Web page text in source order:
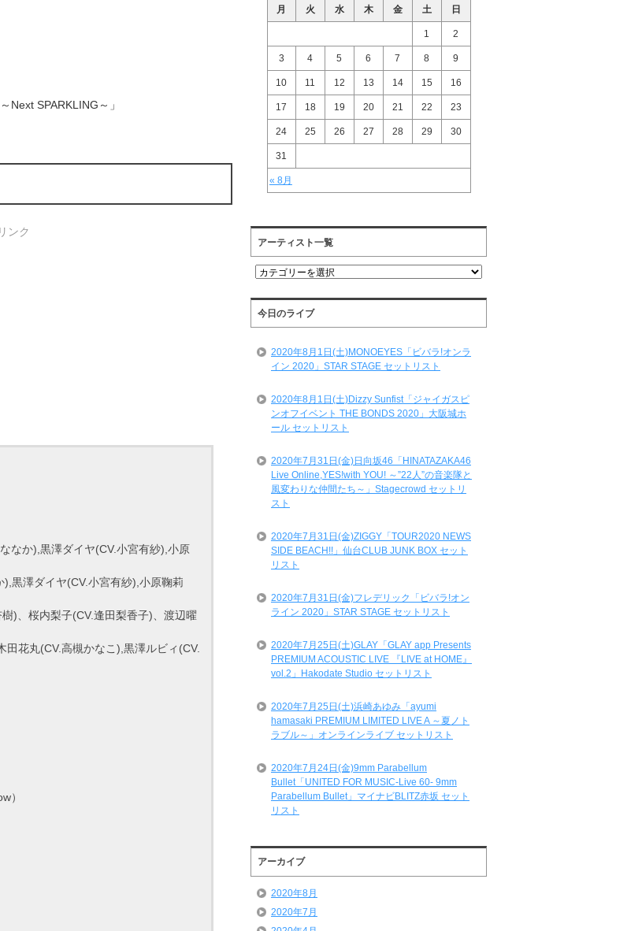
Next SPARKLING～」
ンク
なか),黒澤ダイヤ(CV.小宮有紗),小原
黒澤ダイヤ(CV.小宮有紗),小原鞠莉
)、桜内梨子(CV.逢田梨香子)、渡辺曜
花丸(CV.高槻かなこ),黒澤ルビィ(CV.
）
月
火 水 木 金 土 日
« 8月
1 2
3 4 5 6 7 8 9
10 11 12 13 14 15 16
17 18 19 20 21 22 23
24 25 26 27 28 29 30
31
アーティスト一覧
ア
テ
ィ
ス
一
今日のライブ
2020年8月1日(土)MONOEYES「ビバラ!オンラ
イン 2020」STAR STAGE セットリスト
2020年8月1日(土)Dizzy Sunfist「ジャイガスピ
ンオフイベント THE BONDS 2020」大阪城ホ
ール セットリスト
2020年7月31日(金)日向坂46「HINATAZAKA46
Live Online,YES!with YOU! ～”22人”の音楽隊と
風変わりな仲間たち～」Stagecrowd セットリ
スト
2020年7月31日(金)ZIGGY「TOUR2020 NEWS
SIDE BEACH!!」仙台CLUB JUNK BOX セット
リスト
2020年7月31日(金)フレデリック「ビバラ!オン
ライン 2020」STAR STAGE セットリスト
2020年7月25日(土)GLAY「GLAY app Presents
PREMIUM ACOUSTIC LIVE 『LIVE at HOME』
vol.2」Hakodate Studio セットリスト
2020年7月25日(土)浜崎あゆみ「ayumi
hamasaki PREMIUM LIMITED LIVE A ～夏ノト
ラブル～」オンラインライブ セットリスト
2020年7月24日(金)9mm Parabellum
Bullet「UNITED FOR MUSIC-Live 60- 9mm
Parabellum Bullet」マイナビBLITZ赤坂 セット
リスト
アーカイブ
2020年8月
2020年7月